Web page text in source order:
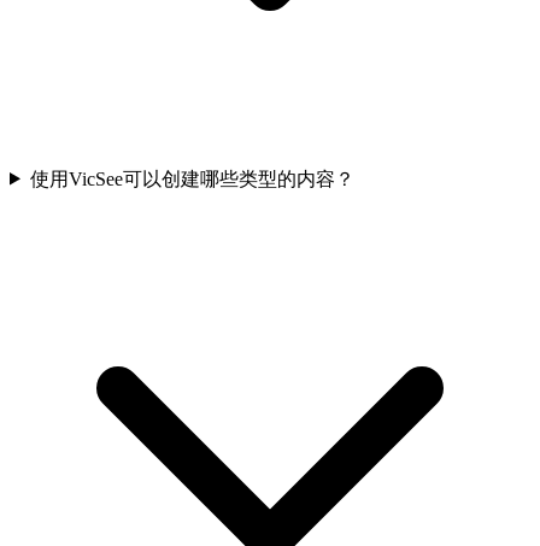
使用VicSee可以创建哪些类型的内容？